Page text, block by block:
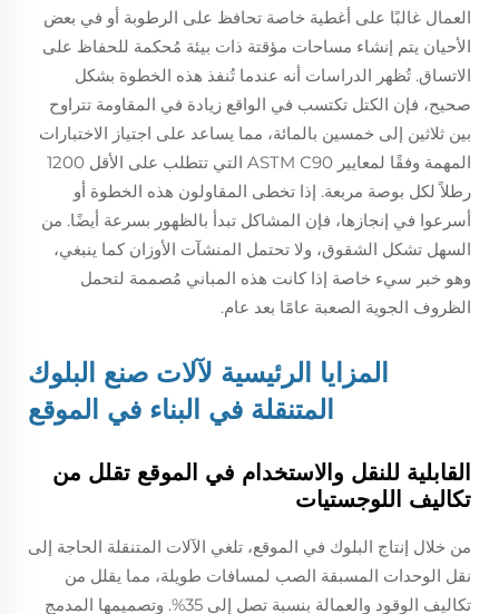
العمال غالبًا على أغطية خاصة تحافظ على الرطوبة أو في بعض
الأحيان يتم إنشاء مساحات مؤقتة ذات بيئة مُحكمة للحفاظ على
الاتساق. تُظهر الدراسات أنه عندما تُنفذ هذه الخطوة بشكل
صحيح، فإن الكتل تكتسب في الواقع زيادة في المقاومة تتراوح
بين ثلاثين إلى خمسين بالمائة، مما يساعد على اجتياز الاختبارات
المهمة وفقًا لمعايير ASTM C90 التي تتطلب على الأقل 1200
رطلاً لكل بوصة مربعة. إذا تخطى المقاولون هذه الخطوة أو
أسرعوا في إنجازها، فإن المشاكل تبدأ بالظهور بسرعة أيضًا. من
السهل تشكل الشقوق، ولا تحتمل المنشآت الأوزان كما ينبغي،
وهو خبر سيء خاصة إذا كانت هذه المباني مُصممة لتحمل
الظروف الجوية الصعبة عامًا بعد عام.
المزايا الرئيسية لآلات صنع البلوك
المتنقلة في البناء في الموقع
القابلية للنقل والاستخدام في الموقع تقلل من
تكاليف اللوجستيات
من خلال إنتاج البلوك في الموقع، تلغي الآلات المتنقلة الحاجة إلى
نقل الوحدات المسبقة الصب لمسافات طويلة، مما يقلل من
تكاليف الوقود والعمالة بنسبة تصل إلى 35%. وتصميمها المدمج